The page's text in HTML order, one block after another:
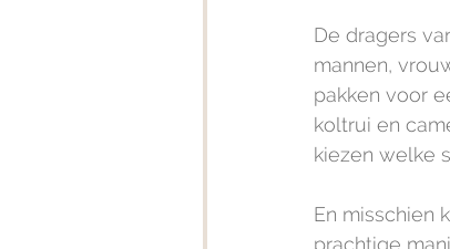
De dragers
mannen,
pakken voor
koltrui en
kiezen welke
En misschien
prachtige